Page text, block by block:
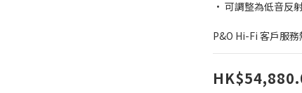
• 可調整為低音反
P&O Hi-Fi 客戶服